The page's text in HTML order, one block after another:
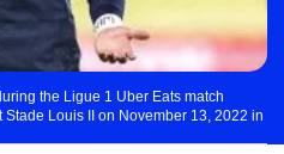
the Ligue 1 Uber Eats match
Louis II on November 13, 2022 in